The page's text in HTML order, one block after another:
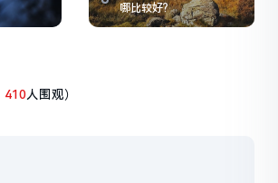
哪比较好?
410人围观）